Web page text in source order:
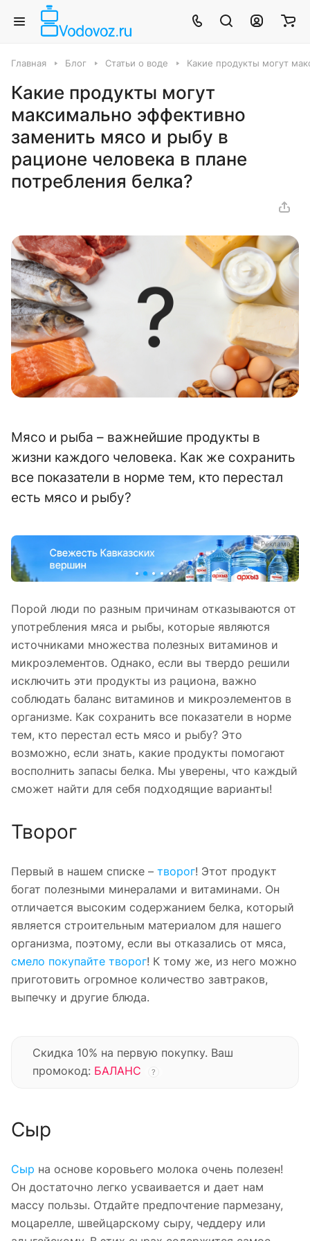
Главная Блог Статьи о воде Какие продукты могут
Какие продукты могут
максимально эффективно
заменить мясо и рыбу в
рационе человека в плане
потребления белка?
Мясо и рыба – важнейшие продукты в
жизни каждого человека. Как же сохранить
все показатели в норме тем, кто перестал
есть мясо и рыбу?
Реклама
Порой люди по разным причинам отказываются от
употребления мяса и рыбы, которые являются
источниками множества полезных витаминов и
микроэлементов. Однако, если вы твердо решили
исключить эти продукты из рациона, важно
соблюдать баланс витаминов и микроэлементов в
организме. Как сохранить все показатели в норме
тем, кто перестал есть мясо и рыбу? Это
возможно, если знать, какие продукты помогают
восполнить запасы белка. Мы уверены, что каждый
сможет найти для себя подходящие варианты!
Творог
Первый в нашем списке – творог! Этот продукт
богат полезными минералами и витаминами. Он
отличается высоким содержанием белка, который
является строительным материалом для нашего
организма, поэтому, если вы отказались от мяса,
смело покупайте творог! К тому же, из него можно
приготовить огромное количество завтраков,
выпечку и другие блюда.
Скидка 10% на первую покупку. Ваш
промокод: БАЛАНС ?
Сыр
Сыр на основе коровьего молока очень полезен!
Он достаточно легко усваивается и дает нам
массу пользы. Отдайте предпочтение пармезану,
моцарелле, швейцарскому сыру, чеддеру или